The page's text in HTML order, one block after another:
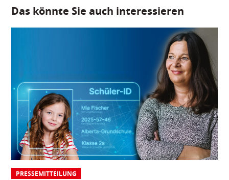
Das könnte Sie auch interessieren
PRESSEMITTEILUNG